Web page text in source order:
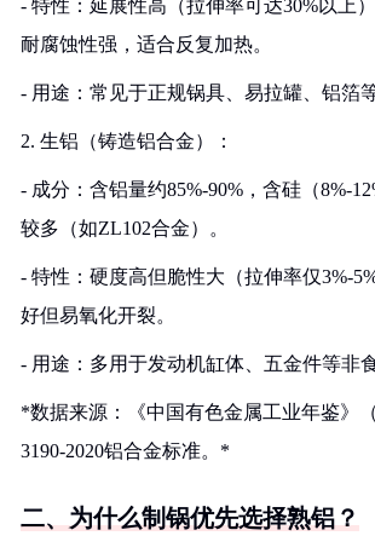
- 特性：延展性高（拉伸率可达30%以上
耐腐蚀性强，适合反复加热。
- 用途：常见于正规锅具、易拉罐、铝箔等
2. 生铝（铸造铝合金）：
- 成分：含铝量约85%-90%，含硅（8%-
较多（如ZL102合金）。
- 特性：硬度高但脆性大（拉伸率仅3%-
好但易氧化开裂。
- 用途：多用于发动机缸体、五金件等非
*数据来源：《中国有色金属工业年鉴》
3190-2020铝合金标准。*
二、为什么制锅优先选择熟铝？